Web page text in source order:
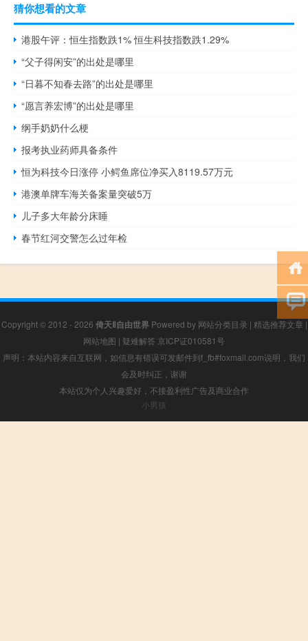
猜你想看的文章
港股午评：恒生指数跌1% 恒生科技指数跌1.29%
“父子得闲安”的出处是哪里
“日暮不知春去路”的出处是哪里
“愿言养宏博”的出处是哪里
纲手奶奶什么梗
报考执业药师具备条件
恒为科技今日涨停 小鳄鱼席位净买入8119.57万元
港澳单牌车海关备案量突破5万
儿子多大年龄分床睡
春节红河交警怎么过年检
Copyright © 2012 - 2026 倚天Ⅱ自由世界Powered by 网站分类目录 | 精选推荐文章 |
网站地图 | 疑难解答 京ICP证010581号
声明：本站内容来自互联网，如信息有错误可发邮件到f_fb#foxmail.com说明，我们
会及时纠正，谢谢
本站仅为个人兴趣爱好，不接盈利性广告及商业合作
小男孩